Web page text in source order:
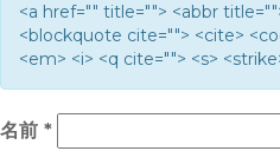
<a href="" title=""> <abbr
<blockquote cite=""> <cite>
<em> <i> <q cite=""> <s>
名前 *